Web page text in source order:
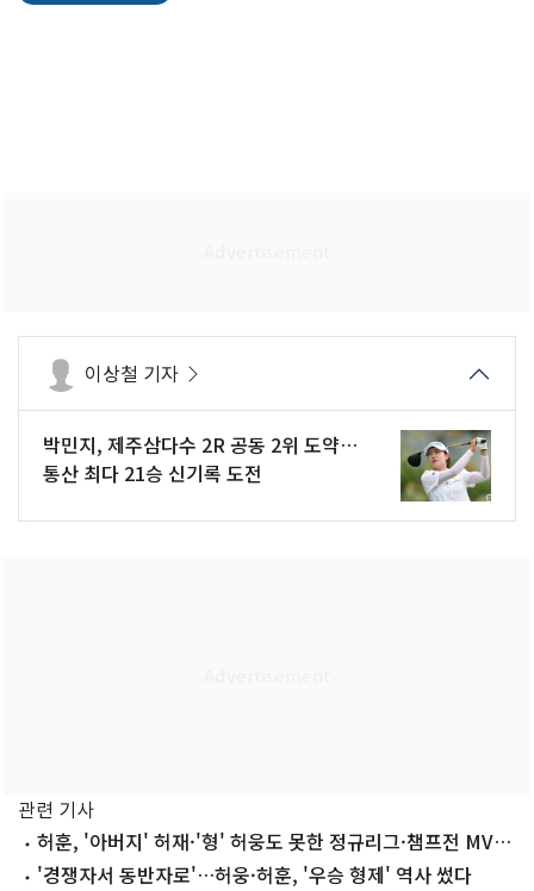
이상철 기자
박민지, 제주삼다수 2R 공동 2위 도약…
통산 최다 21승 신기록 도전
관련 기사
허훈, '아버지' 허재·'형' 허웅도 못한 정규리그·챔프전 MVP
석권'경쟁자서 동반자로'…허웅·허훈, '우승 형제' 역사 썼다